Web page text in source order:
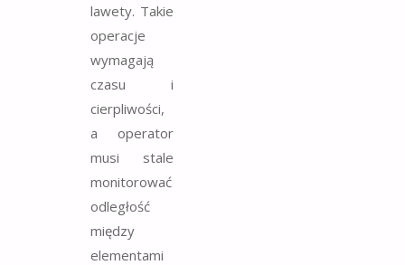
lawety. Takie
operacje
wymagają
czasu i
cierpliwości,
a operator
musi stale
monitorować
odległość
między
elementami